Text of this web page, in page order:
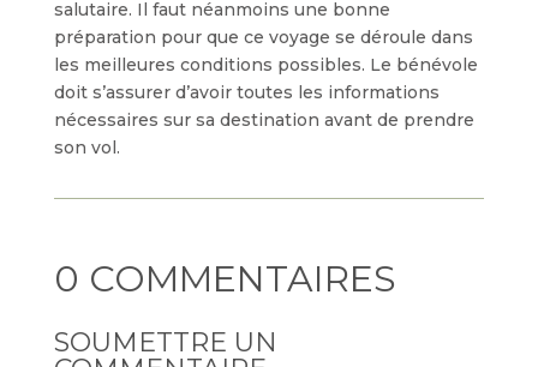
salutaire. Il faut néanmoins une bonne
préparation pour que ce voyage se déroule dans
les meilleures conditions possibles. Le bénévole
doit s’assurer d’avoir toutes les informations
nécessaires sur sa destination avant de prendre
son vol.
0 COMMENTAIRES
SOUMETTRE UN